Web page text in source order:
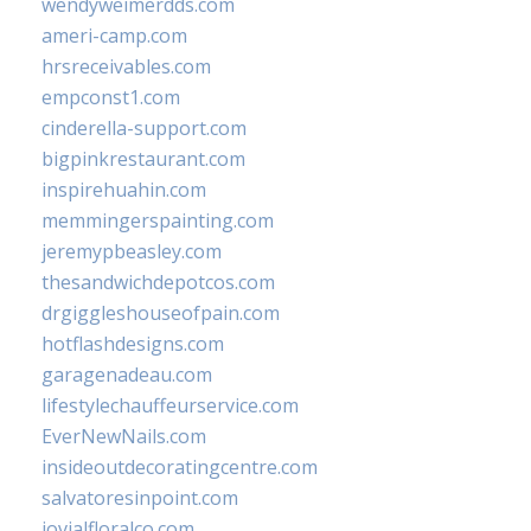
ameri-camp.com
hrsreceivables.com
empconst1.com
cinderella-support.com
bigpinkrestaurant.com
inspirehuahin.com
memmingerspainting.com
jeremypbeasley.com
thesandwichdepotcos.com
drgiggleshouseofpain.com
hotflashdesigns.com
garagenadeau.com
lifestylechauffeurservice.com
EverNewNails.com
insideoutdecoratingcentre.com
salvatoresinpoint.com